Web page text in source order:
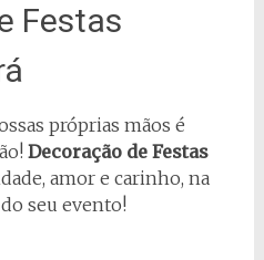
Festas
próprias mãos é
Decoração de Festas
amor e carinho, na
seu evento!